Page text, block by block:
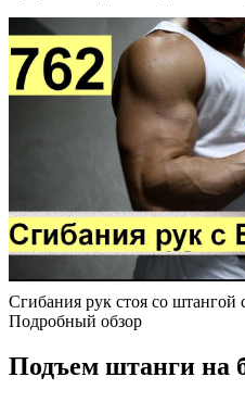
Сгибания рук стоя со
Подробный обзор
Подъем штанги на